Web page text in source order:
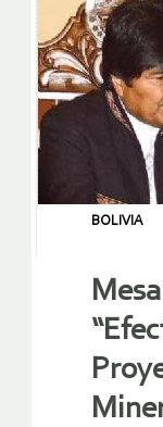
BOLIVIA